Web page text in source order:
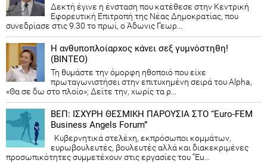
Δεκτή έγινε η ένσταση που κατέθεσε στην Κεντρική
Εφορευτική Επιτροπή της Νέας Δημοκρατίας, που
συνεδρίασε στις 9.30 το πρωί, ο Άδωνις Γεωρ...
Η ανθυποπλοίαρχος κάνει σεξ γυμνόστηθη!
(ΒΙΝΤΕΟ)
Τη θυμάστε την όμορφη ηθοποιό που είχε
πρωταγωνιστήσει στην επιτυχημένη σειρά του Alpha,
«Θα σε δω στο πλοίο»; Δείτε την, χωρίς τα ρ...
ΒΕΠ: ΙΣΧΥΡΗ ΘΕΣΜΙΚΗ ΠΑΡΟΥΣΙΑ ΣΤΟ “Euro-FEM
Business Angels Forum”
Κυβερνητικά στελέχη, εκπρόσωποι κομμάτων,
ευρωβουλευτές, βουλευτές αλλά και διακεκριμένες
προσωπικότητες συμμετέχουν στις εργασίες του “Eu...